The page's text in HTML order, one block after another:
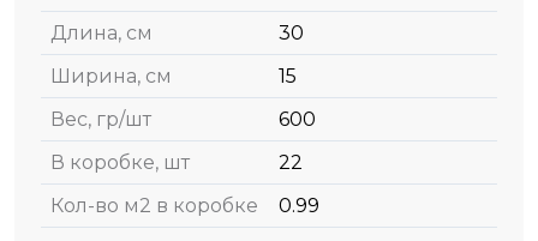
Длина, см
30
Ширина, см
15
Вес, гр/шт
600
В коробке, шт
22
Кол-во м2 в коробке
0.99